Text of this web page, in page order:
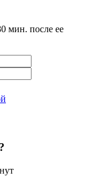
мин. после ее